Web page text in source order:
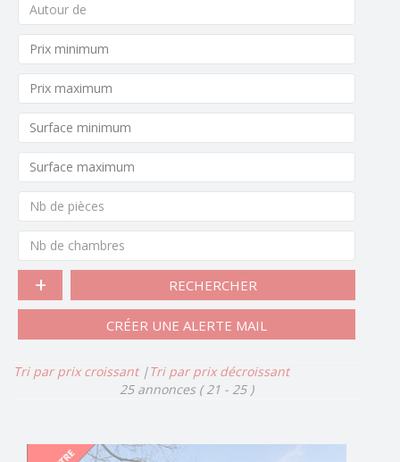
Autour de
Nb de pièces
Nb de chambres
RECHERCHER
CRÉER UNE ALERTE MAIL
Tri par prix croissant|Tri par prix décroissant
25 annonces ( 21 - 25 )